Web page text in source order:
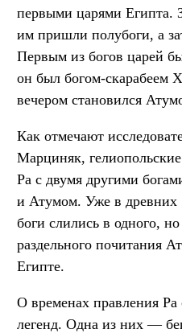
первыми царями Египта.
им пришли полубоги, а
Первым из богов царей
он был богом-скарабеем
вечером становился
Как отмечают
Марциняк,
Ра с двумя другими
и Атумом. Уже в древних
боги слились в одного, но
раздельного почитания
Египте.
О временах правления Ра
легенд. Одна из них —